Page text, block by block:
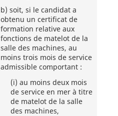
b) soit, si le candidat a
obtenu un certificat de
formation relative aux
fonctions de matelot de la
salle des machines, au
moins trois mois de service
admissible comportant :
(i) au moins deux mois
de service en mer à titre
de matelot de la salle
des machines,